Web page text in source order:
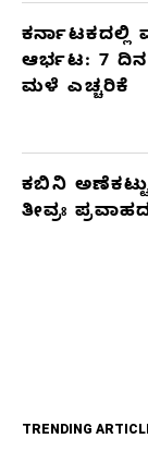
ಕರ್ನಾಟಕದಲ್ಲಿ
ಆರ್ಭಟ: 7 ದಿನ
ಮಳೆ ಎಚ್ಚರಿಕೆ
ಕಬಿನಿ
ತೀವ್ರಃ
TRENDING